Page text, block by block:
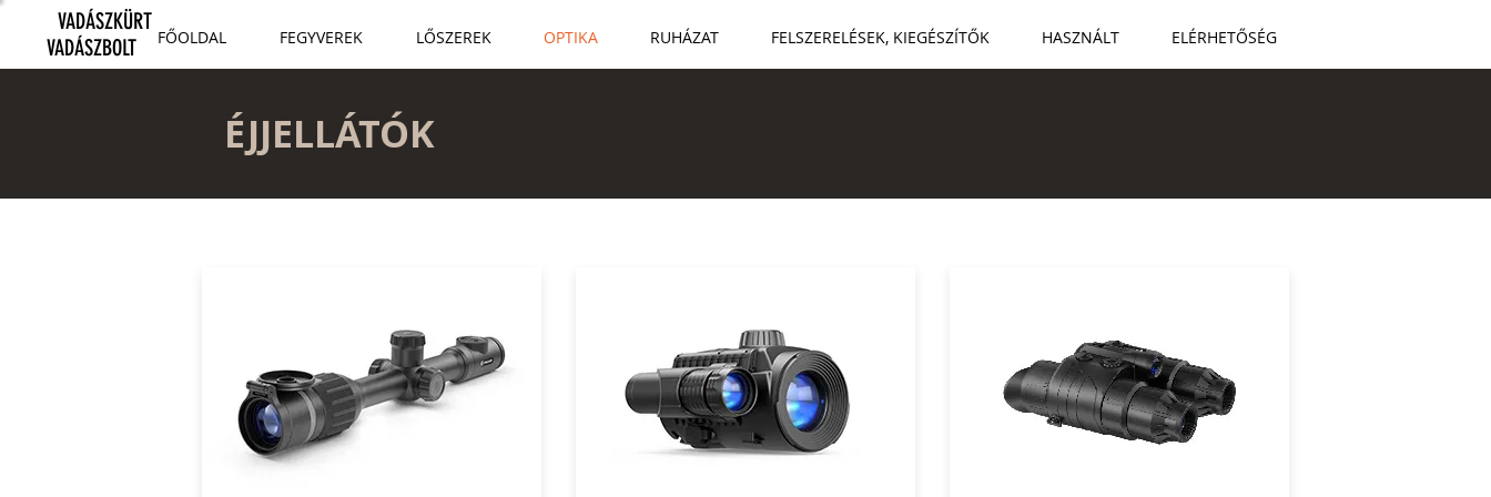
FŐOLDAL FEGYVEREK LŐSZEREK OPTIKA RUHÁZAT FELSZERELÉSEK, KIEGÉSZÍTŐK HASZNÁLT ELÉRHETŐSÉG
VADÁSZKÜRT
VADÁSZBOLT
ÉJJELLÁTÓK